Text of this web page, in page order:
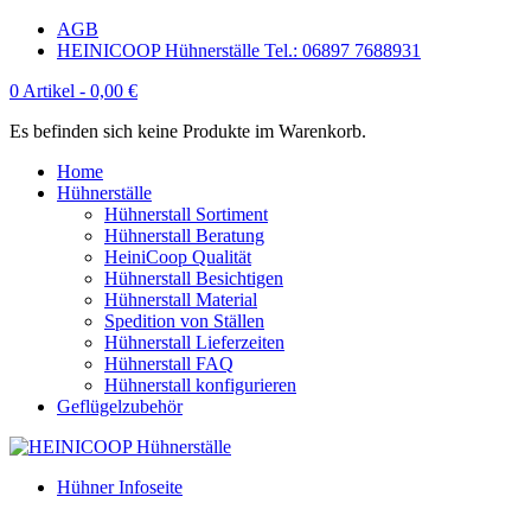
AGB
HEINICOOP Hühnerställe Tel.: 06897 7688931
0 Artikel - 0,00 €
Es befinden sich keine Produkte im Warenkorb.
Home
Hühnerställe
Hühnerstall Sortiment
Hühnerstall Beratung
HeiniCoop Qualität
Hühnerstall Besichtigen
Hühnerstall Material
Spedition von Ställen
Hühnerstall Lieferzeiten
Hühnerstall FAQ
Hühnerstall konfigurieren
Geflügelzubehör
Hühner Infoseite